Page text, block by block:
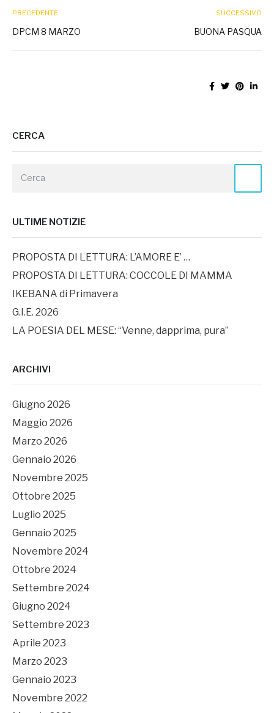
PRECEDENTE
DPCM 8 MARZO
SUCCESSIVO
BUONA PASQUA
CERCA
ULTIME NOTIZIE
PROPOSTA DI LETTURA: L’AMORE E’ …
PROPOSTA DI LETTURA: COCCOLE DI MAMMA
IKEBANA di Primavera
G.I.E. 2026
LA POESIA DEL MESE: “Venne, dapprima, pura”
ARCHIVI
Giugno 2026
Maggio 2026
Marzo 2026
Gennaio 2026
Novembre 2025
Ottobre 2025
Luglio 2025
Gennaio 2025
Novembre 2024
Ottobre 2024
Settembre 2024
Giugno 2024
Settembre 2023
Aprile 2023
Marzo 2023
Gennaio 2023
Novembre 2022